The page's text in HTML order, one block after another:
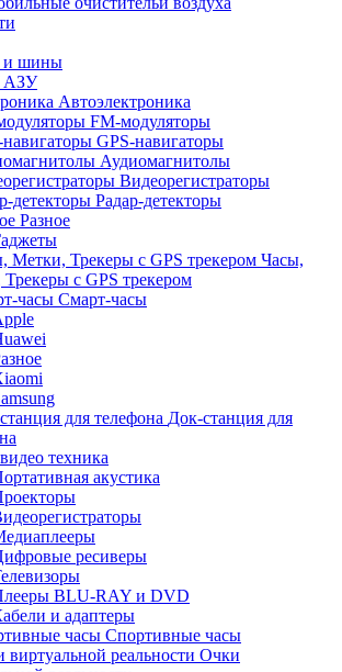
и шины
АЗУ
Автоэлектроника
FM-модуляторы
GPS-навигаторы
Аудиомагнитолы
Видеорегистраторы
Радар-детекторы
Разное
Часы,
с GPS трекером
Смарт-часы
Док-станция для
техника
акустика
ресиверы
BLU-RAY и DVD
и адаптеры
Спортивные часы
Очки